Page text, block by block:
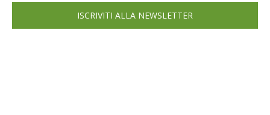
ISCRIVITI ALLA NEWSLETTER